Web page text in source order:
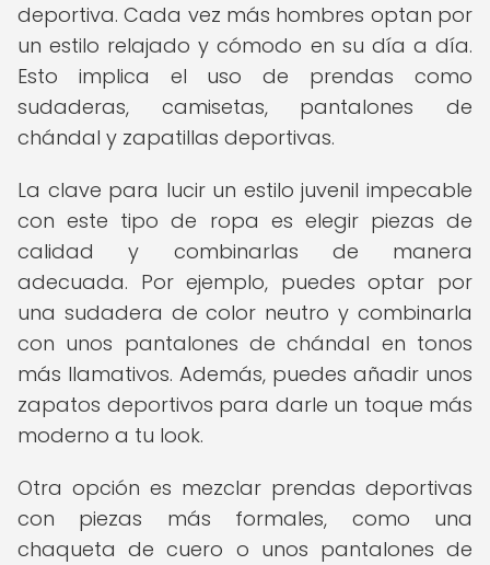
deportiva. Cada vez más hombres optan por
un estilo relajado y cómodo en su día a día.
Esto implica el uso de prendas como
sudaderas, camisetas, pantalones de
chándal y zapatillas deportivas.
La clave para lucir un estilo juvenil impecable
con este tipo de ropa es elegir piezas de
calidad y combinarlas de manera
adecuada. Por ejemplo, puedes optar por
una sudadera de color neutro y combinarla
con unos pantalones de chándal en tonos
más llamativos. Además, puedes añadir unos
zapatos deportivos para darle un toque más
moderno a tu look.
Otra opción es mezclar prendas deportivas
con piezas más formales, como una
chaqueta de cuero o unos pantalones de